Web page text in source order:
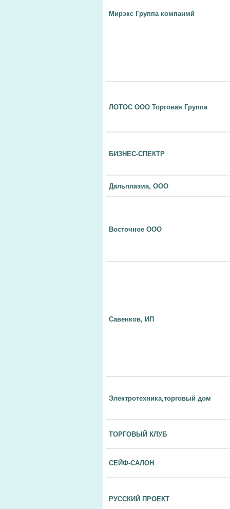
Мирэкс Группа компанмй
ЛОТОС ООО Торговая Группа
БИЗНЕС-СПЕКТР
Дальплазма, ООО
Восточное ООО
Савенков, ИП
Электротехника,торговый дом
ТОРГОВЫЙ КЛУБ
СЕЙФ-САЛОН
РУССКИЙ ПРОЕКТ